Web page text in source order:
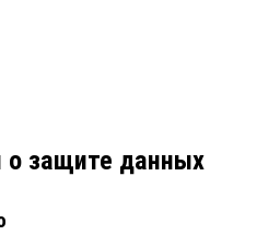
защите данных